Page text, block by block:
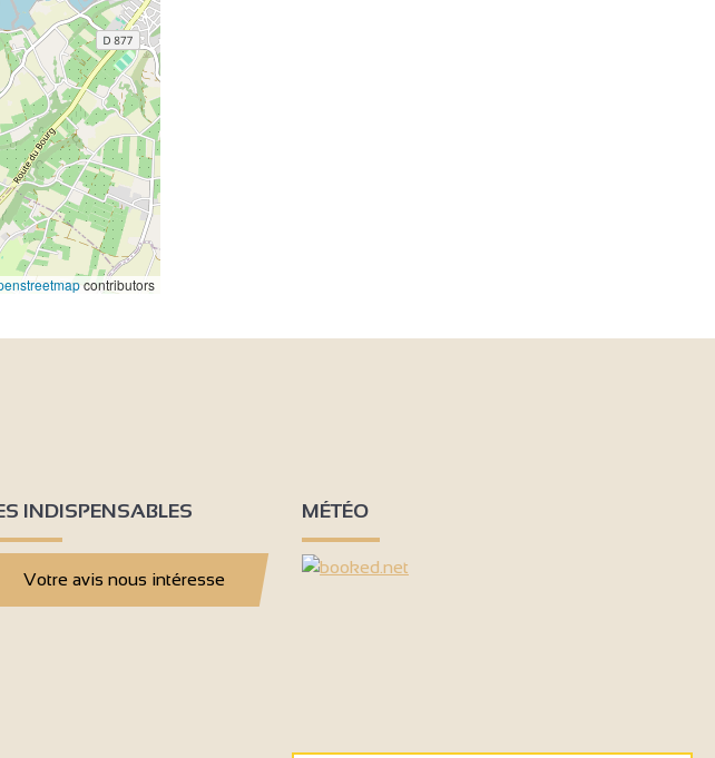
contributors
INDISPENSABLES
Votre avis nous intéresse
MÉTÉO